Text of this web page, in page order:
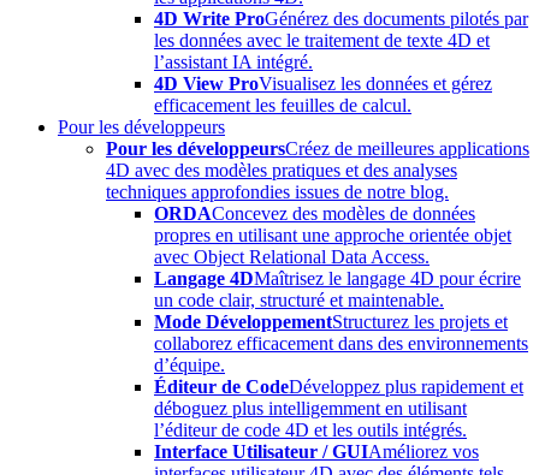
4D Write ProGénérez des documents pilotés par
les données avec le traitement de texte 4D et
l’assistant IA intégré.
4D View ProVisualisez les données et gérez
efficacement les feuilles de calcul.
Pour les développeurs
Pour les développeursCréez de meilleures applications
4D avec des modèles pratiques et des analyses
techniques approfondies issues de notre blog.
ORDAConcevez des modèles de données
propres en utilisant une approche orientée objet
avec Object Relational Data Access.
Langage 4DMaîtrisez le langage 4D pour écrire
un code clair, structuré et maintenable.
Mode DéveloppementStructurez les projets et
collaborez efficacement dans des environnements
d’équipe.
Éditeur de CodeDéveloppez plus rapidement et
déboguez plus intelligemment en utilisant
l’éditeur de code 4D et les outils intégrés.
Interface Utilisateur / GUIAméliorez vos